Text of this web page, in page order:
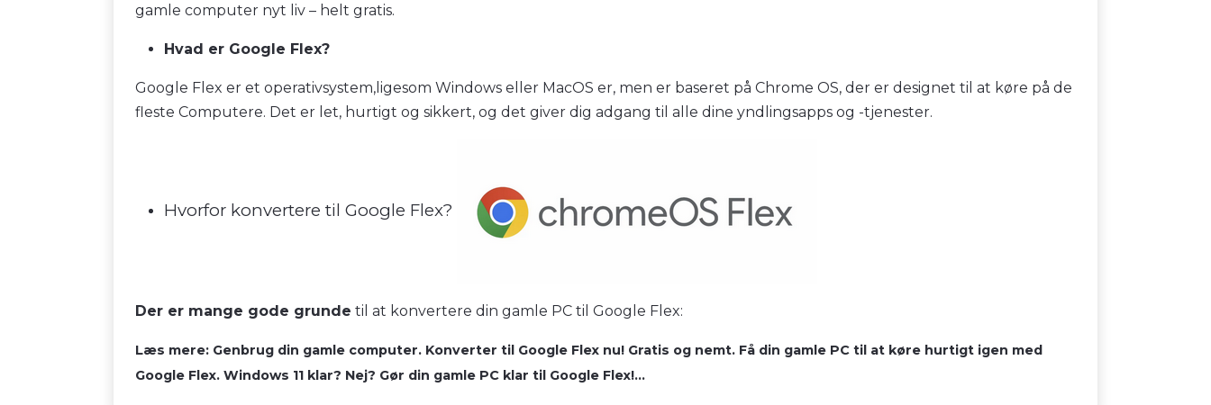
gamle computer nyt liv – helt gratis.
Hvad er Google Flex?
Google Flex er et operativsystem,ligesom Windows eller MacOS er, men er baseret på Chrome OS, der er designet til at køre på de
fleste Computere. Det er let, hurtigt og sikkert, og det giver dig adgang til alle dine yndlingsapps og -tjenester.
Hvorfor konvertere til Google Flex?
Der er mange gode grunde til at konvertere din gamle PC til Google Flex:
Læs mere: Genbrug din gamle computer. Konverter til Google Flex nu! Gratis og nemt. Få din gamle PC til at køre hurtigt igen med
Google Flex. Windows 11 klar? Nej? Gør din gamle PC klar til Google Flex!...